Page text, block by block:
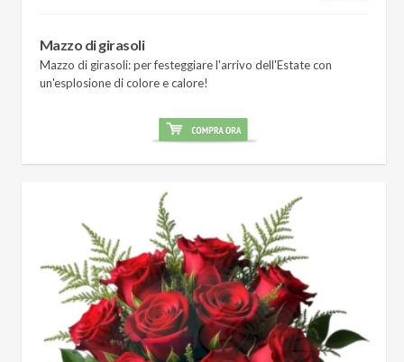
Mazzo di girasoli
Mazzo di girasoli: per festeggiare l'arrivo dell'Estate con
un'esplosione di colore e calore!